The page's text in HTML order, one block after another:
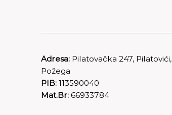
Adresa:Pilatovačka 247, Pilatovići,
Požega
PIB:113590040
Mat.Br:66933784